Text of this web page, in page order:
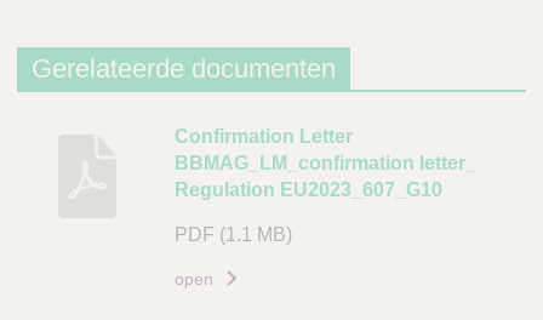
Gerelateerde documenten
B
e
s
c
r
Confirmation Letter
BBMAG_LM_confirmation letter_
Regulation EU2023_607_G10
PDF (1.1 MB)
open